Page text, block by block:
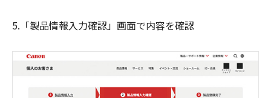
5.「製品情報入力確認」画面で内容を確認